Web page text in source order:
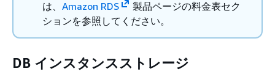
は、 Amazon RDS
製品ページの料金表セク
ションを参照してください。
DB インスタンスストレージ